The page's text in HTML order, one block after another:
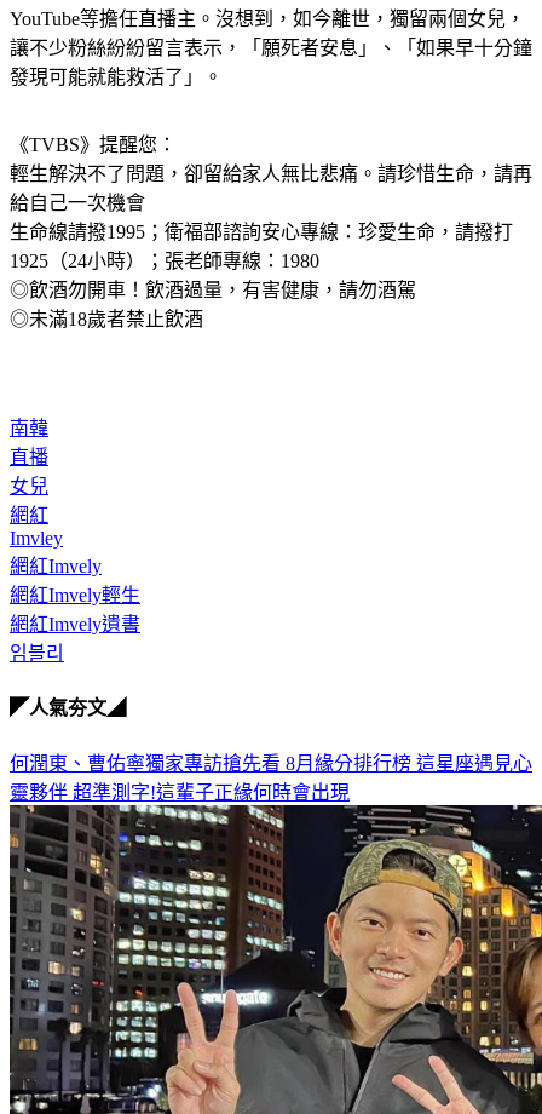
YouTube等擔任直播主。沒想到，如今離世，獨留兩個女兒，
讓不少粉絲紛紛留言表示，「願死者安息」、「如果早十分鐘
發現可能就能救活了」。
《TVBS》提醒您：
輕生解決不了問題，卻留給家人無比悲痛。請珍惜生命，請再
給自己一次機會
生命線請撥1995；衛福部諮詢安心專線：珍愛生命，請撥打
1925（24小時）；張老師專線：1980
◎飲酒勿開車！飲酒過量，有害健康，請勿酒駕
◎未滿18歲者禁止飲酒
南韓
直播
女兒
網紅
Imvley
網紅Imvely
網紅Imvely輕生
網紅Imvely遺書
임블리
◤人氣夯文◢
何潤東、曹佑寧獨家專訪搶先看 8月緣分排行榜 這星座遇見心
靈夥伴 超準測字!這輩子正緣何時會出現